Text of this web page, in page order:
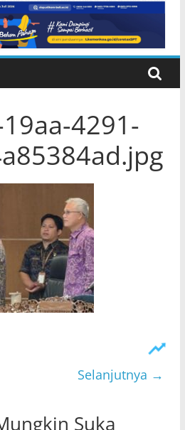
4291-
Selanjutnya →
Suka